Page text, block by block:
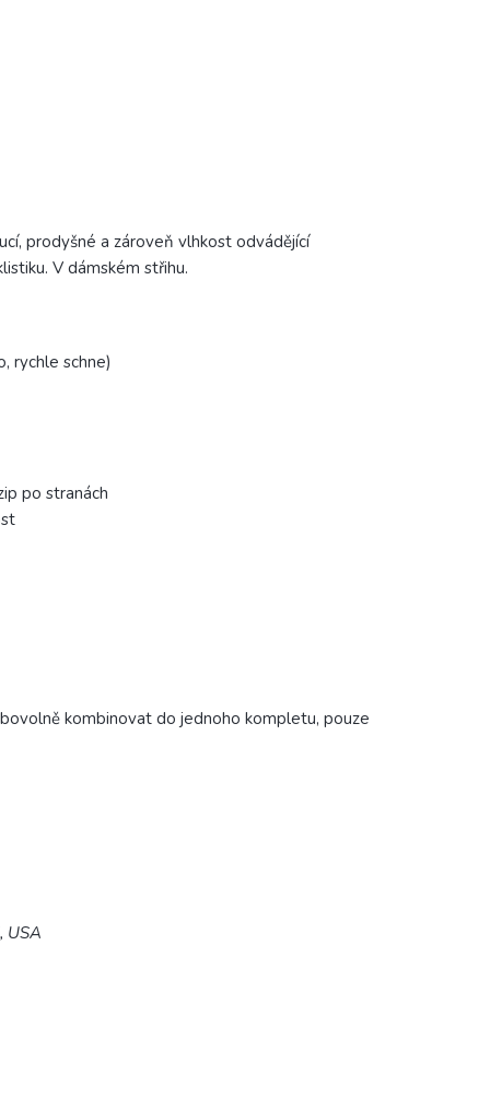
prodyšné a zároveň vlhkost odvádějící
V dámském střihu.
rychle schne)
po stranách
kombinovat do jednoho kompletu, pouze
USA